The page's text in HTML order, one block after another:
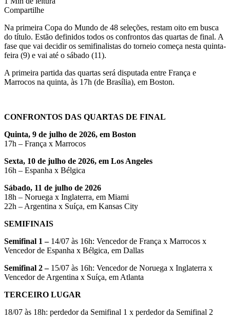
Compartilhe
Na primeira Copa do Mundo de 48 seleções, restam oito em busca
do título. Estão definidos todos os confrontos das quartas de final. A
fase que vai decidir os semifinalistas do torneio começa nesta quinta-
feira (9) e vai até o sábado (11).
A primeira partida das quartas será disputada entre França e
Marrocos na quinta, às 17h (de Brasília), em Boston.
CONFRONTOS DAS QUARTAS DE FINAL
Quinta, 9 de julho de 2026, em Boston
17h – França x Marrocos
Sexta, 10 de julho de 2026, em Los Angeles
16h – Espanha x Bélgica
Sábado, 11 de julho de 2026
18h – Noruega x Inglaterra, em Miami
22h – Argentina x Suíça, em Kansas City
SEMIFINAIS
Semifinal 1 –14/07 às 16h: Vencedor de França x Marrocos x
Vencedor de Espanha x Bélgica, em Dallas
Semifinal 2 –15/07 às 16h: Vencedor de Noruega x Inglaterra x
Vencedor de Argentina x Suíça, em Atlanta
TERCEIRO LUGAR
18/07 às 18h: perdedor da Semifinal 1 x perdedor da Semifinal 2